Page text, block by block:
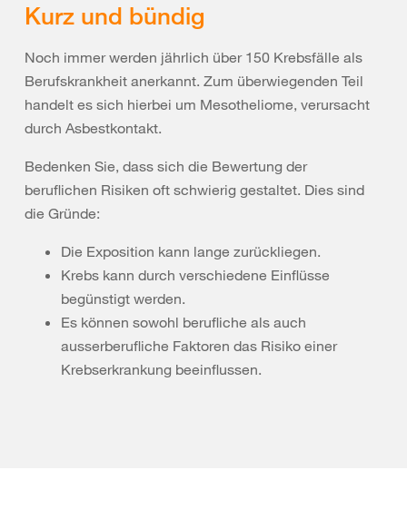
Kurz und bündig
Noch immer werden jährlich über 150 Krebsfälle als
Berufskrankheit anerkannt. Zum überwiegenden Teil
handelt es sich hierbei um Mesotheliome, verursacht
durch Asbestkontakt.
Bedenken Sie, dass sich die Bewertung der
beruflichen Risiken oft schwierig gestaltet. Dies sind
die Gründe:
Die Exposition kann lange zurückliegen.
Krebs kann durch verschiedene Einflüsse
begünstigt werden.
Es können sowohl berufliche als auch
ausserberufliche Faktoren das Risiko einer
Krebserkrankung beeinflussen.